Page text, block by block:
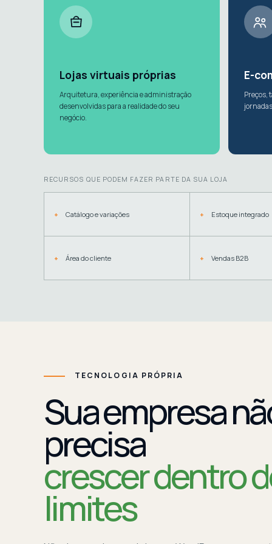
Lojas virtuais próprias
Arquitetura, experiência e administração
desenvolvidas para a realidade do seu
negócio.
E-
Preços,
RECURSOS QUE PODEM FAZER PARTE DA SUA LOJA
Catálogo e variações Estoque integrado
Área do cliente Vendas B2B
TECNOLOGIA PRÓPRIA
Sua empresa
precisa
crescer dentro
limites